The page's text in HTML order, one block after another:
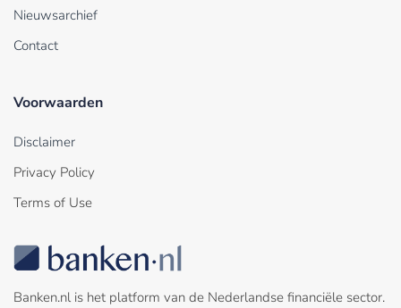
Nieuwsarchief
Contact
Voorwaarden
Disclaimer
Privacy Policy
Terms of Use
Banken.nl is het platform van de Nederlandse financiële sector.